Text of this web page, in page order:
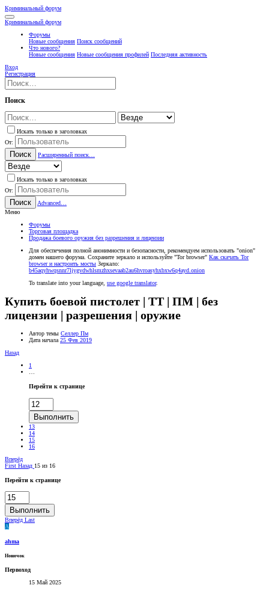
Криминальный форум
Криминальный форум
Форумы
Новые сообщения Поиск сообщений
Что нового?
Новые сообщения Новые сообщения профилей Последняя активность
Вход
Регистрация
Поиск
Искать только в заголовках
От:
Поиск Расширенный поиск…
Искать только в заголовках
От:
Поиск
Advanced…
Меню
Форумы
Торговая площадка
Продажа боевого оружия без разрешения и лицензии
Для обеспечения полной анонимности и безопасности, рекомендуем использовать "onion"
домен нашего форума. Сохраните зеркало и используйте "Tor browser" Как скачать Tor
browser и настроить мосты Зеркало:
b45aqyhwqsnnr7ljygvdwhlsmzhxsevaab2au6hvroasyhxbxw6q4ayd.onion
To translate into your language, use google translator.
Купить боевой пистолет | ТТ | ПМ | без
лицензии | разрешения | оружие
Автор темы Селлер Пм
Дата начала 25 Фев 2019
Назад
1
Перейти к странице
Выполнить
13
14
15
16
Вперёд
First Назад 15 из 16
Перейти к странице
Выполнить
Вперёд Last
A
ahma
Новичок
Первоход
15 Май 2025